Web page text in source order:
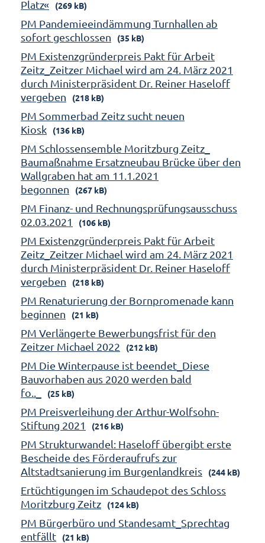
Platz« (269 kB)
PM Pandemieeindämmung Turnhallen ab
sofort geschlossen
(35 kB)
PM Existenzgründerpreis Pakt für Arbeit
Zeitz_Zeitzer Michael wird am 24. März 2021
durch Ministerpräsident Dr. Reiner Haseloff
vergeben
(218 kB)
PM Sommerbad Zeitz sucht neuen
Kiosk
(136 kB)
PM Schlossensemble Moritzburg Zeitz_
Baumaßnahme Ersatzneubau Brücke über den
Wallgraben hat am 11.1.2021
begonnen
(267 kB)
PM Finanz- und Rechnungsprüfungsausschuss
02.03.2021
(106 kB)
PM Existenzgründerpreis Pakt für Arbeit
Zeitz_Zeitzer Michael wird am 24. März 2021
durch Ministerpräsident Dr. Reiner Haseloff
vergeben
(218 kB)
PM Renaturierung der Bornpromenade kann
beginnen
(21 kB)
PM Verlängerte Bewerbungsfrist für den
Zeitzer Michael 2022
(212 kB)
PM Die Winterpause ist beendet_Diese
Bauvorhaben aus 2020 werden bald
fo.._
(25 kB)
PM Preisverleihung der Arthur-Wolfsohn-
Stiftung 2021
(216 kB)
PM Strukturwandel: Haseloff übergibt erste
Bescheide des Förderaufrufs zur
Altstadtsanierung im Burgenlandkreis
(244 kB)
Ertüchtigungen im Schaudepot des Schloss
Moritzburg Zeitz
(124 kB)
PM Bürgerbüro und Standesamt_Sprechtag
entfällt
(21 kB)